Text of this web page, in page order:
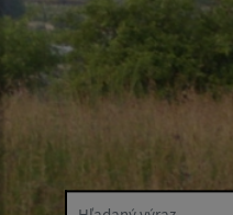
Hľadaný výraz...